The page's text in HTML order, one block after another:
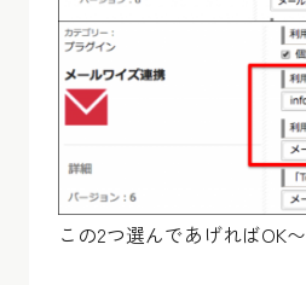
この2つ選んであげればOK〜